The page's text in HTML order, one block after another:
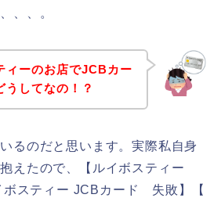
、、。
ィーのお店でJCBカー
うしてなの！？
るのだと思います。実際私自身
えたので、【ルイボスティー
ボスティー JCBカード 失敗】【